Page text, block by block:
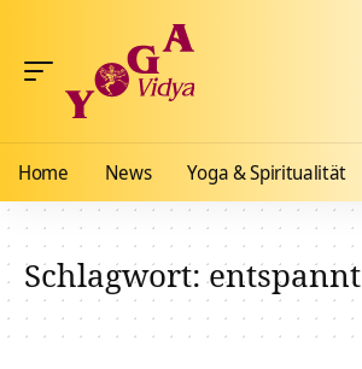
Home News Yoga & Spiritualität
Schlagwort:entspannt